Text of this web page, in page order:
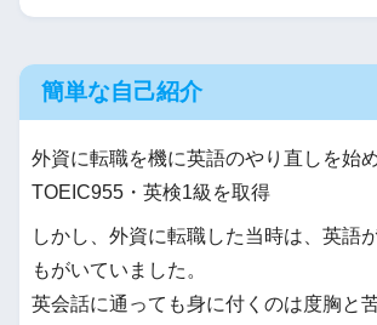
簡単な自己紹介
外資に転職を機に英語のやり直しを始
TOEIC955・英検1級を取得
しかし、外資に転職した当時は、英語
もがいていました。
英会話に通っても身に付くのは度胸と苦